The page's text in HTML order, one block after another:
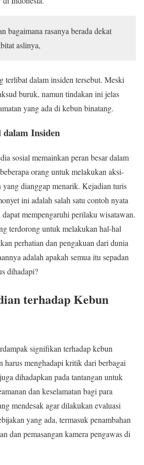
bagaimana rasanya berada dekat
aslinya,
terlibat dalam insiden tersebut. Meski
buruk, namun tindakan ini jelas
yang ada di kebun binatang.
dalam Insiden
sosial memainkan peran besar dalam
orang untuk melakukan aksi-
dianggap menarik. Kejadian turis
ini adalah salah satu contoh nyata
dapat mempengaruhi perilaku wisatawan.
terdorong untuk melakukan hal-hal
perhatian dan pengakuan dari dunia
adalah apakah semua itu sepadan
dihadapi?
terhadap Kebun
signifikan terhadap kebun
harus menghadapi kritik dari berbagai
dihadapkan pada tantangan untuk
dan keselamatan bagi para
mendesak agar dilakukan evaluasi
yang ada, termasuk penambahan
dan pemasangan kamera pengawas di